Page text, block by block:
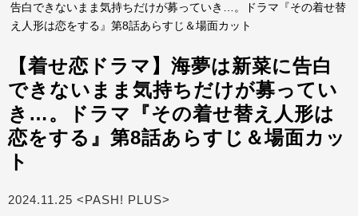
告白できないまま気持ちだけが募っていき…。ドラマ『その着せ替
え人形は恋をする』第8話あらすじ＆場面カット
【着せ恋ドラマ】海夢は新菜に告白
できないまま気持ちだけが募ってい
き…。ドラマ『その着せ替え人形は
恋をする』第8話あらすじ＆場面カッ
ト
2024.11.25 <PASH! PLUS>